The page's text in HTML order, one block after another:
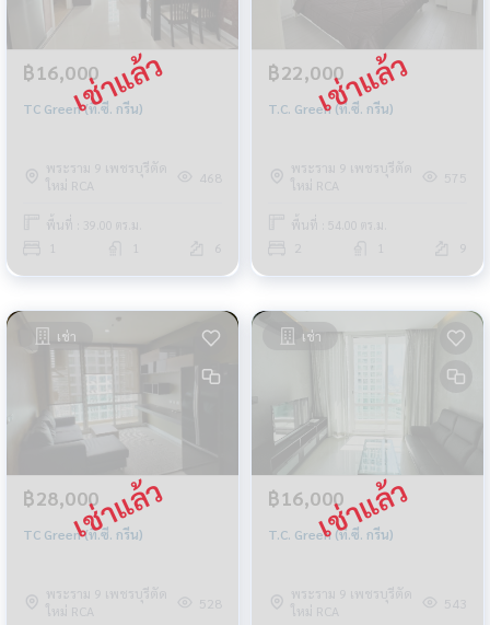
฿16,000
TC Green (ที.ซี. กรีน)
พระราม 9 เพชรบุรีตัด
ใหม่ RCA
468
พื้นที่ : 39.00 ตร.ม.
6
฿22,000
T.C. Green (ที.ซี. กรีน)
พระราม 9 เพชรบุรีตัด
ใหม่ RCA
575
พื้นที่ : 54.00 ตร.ม.
9
เช่า
฿28,000
TC Green (ที.ซี. กรีน)
พระราม 9 เพชรบุรีตัด
ใหม่ RCA
528
เช่า
฿16,000
T.C. Green (ที.ซี. กรีน)
พระราม 9 เพชรบุรีตัด
ใหม่ RCA
543